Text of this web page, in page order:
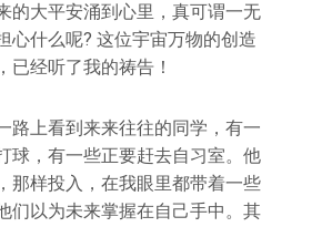
的大平安涌到心里，真可谓一无
心什么呢? 这位宇宙万物的创造
已经听了我的祷告！
路上看到来来往往的同学，有一
球，有一些正要赶去自习室。他
那样投入，在我眼里都带着一些
们以为未来掌握在自己手中。其